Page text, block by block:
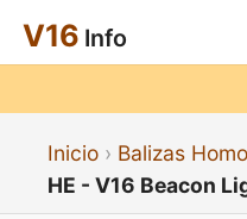
V16 Info
Inicio
Balizas
HE - V16 Beacon